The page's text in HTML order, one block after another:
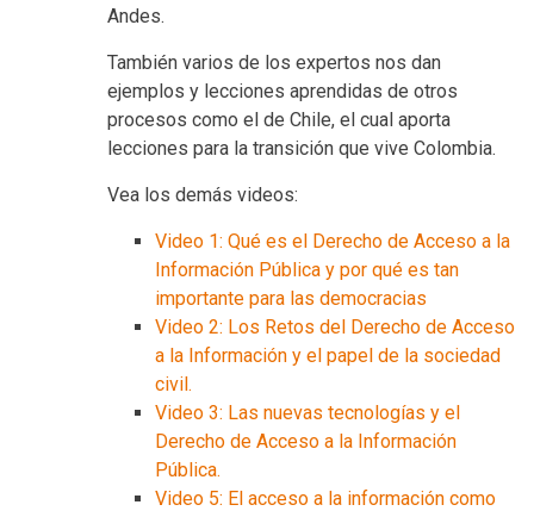
Andes.
También varios de los expertos nos dan
ejemplos y lecciones aprendidas de otros
procesos como el de Chile, el cual aporta
lecciones para la transición que vive Colombia.
Vea los demás videos:
Video 1: Qué es el Derecho de Acceso a la
Información Pública y por qué es tan
importante para las democracias
Video 2: Los Retos del Derecho de Acceso
a la Información y el papel de la sociedad
civil.
Video 3: Las nuevas tecnologías y el
Derecho de Acceso a la Información
Pública.
Video 5: El acceso a la información como